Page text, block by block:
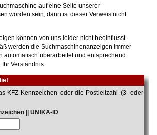
auf eine Seite unserer
worden sein, dann ist dieser Verweis nicht
können von uns leider nicht beeinflusst
werden die Suchmaschinenanzeigen immer
automatisch überarbeitet und entsprechend
Verständnis.
KFZ-Kennzeichen oder die Postleitzahl (3- oder
|| UNIKA-ID